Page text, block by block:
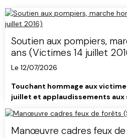
Soutien aux pompiers,
ans (Victimes 14 juillet
Le 12/07/2026
Touchant hommage aux
juillet et applaudissements
Manœuvre cadres feux